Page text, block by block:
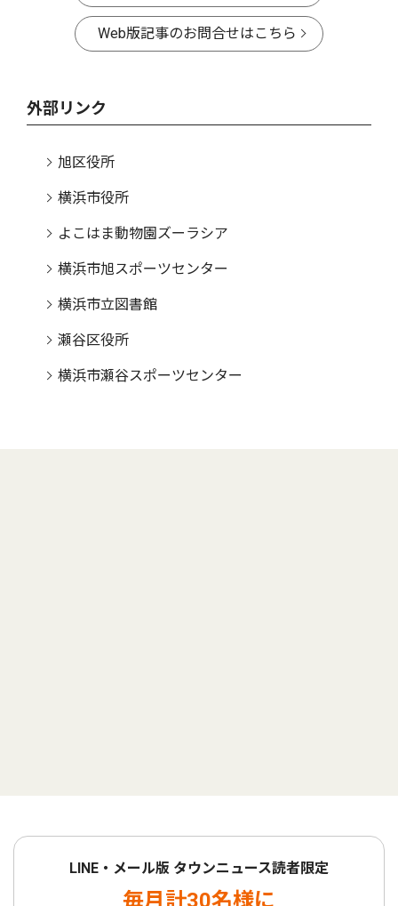
Web版記事のお問合せはこちら
外部リンク
旭区役所
横浜市役所
よこはま動物園ズーラシア
横浜市旭スポーツセンター
横浜市立図書館
瀬谷区役所
横浜市瀬谷スポーツセンター
LINE・メール版 タウンニュース読者限定
毎月計30名様に